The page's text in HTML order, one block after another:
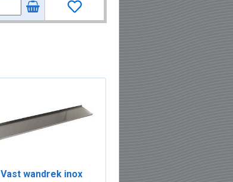
Vast wandrek inox